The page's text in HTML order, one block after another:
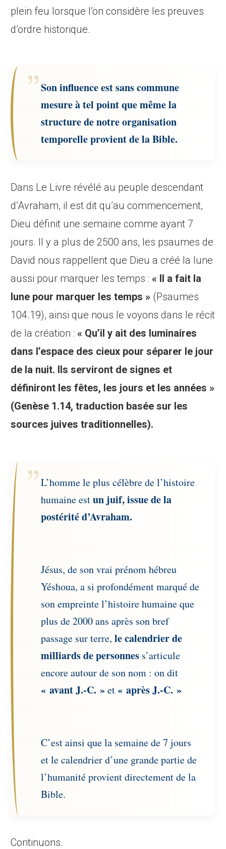
plein feu lorsque l’on considère les preuves
d’ordre historique.
Son influence est sans commune
mesure à tel point que même la
structure de notre organisation
temporelle provient de la Bible.
Dans Le Livre révélé au peuple descendant
d’Avraham, il est dit qu’au commencement,
Dieu définit une semaine comme ayant 7
jours. Il y a plus de 2500 ans, les psaumes de
David nous rappellent que Dieu a créé la lune
aussi pour marquer les temps :« Il a fait la
lune pour marquer les temps » (Psaumes
104.19), ainsi que nous le voyons dans le récit
de la création :« Qu’il y ait des luminaires
dans l’espace des cieux pour séparer le jour
de la nuit. Ils serviront de signes et
définiront les fêtes, les jours et les années »
(Genèse 1.14, traduction basée sur les
sources juives traditionnelles).
L’homme le plus célèbre de l’histoire
humaine estun juif, issue de la
postérité d’Avraham.
Jésus, de son vrai prénom hébreu
Yéshoua, a si profondément marqué de
son empreinte l’histoire humaine que
plus de 2000 ans après son bref
passage sur terre,le calendrier de
milliards de personnes s’articule
encore autour de son nom : on dit
« avant J.-C. »et« après J.-C. »
C’est ainsi que la semaine de 7 jours
et le calendrier d’une grande partie de
l’humanité provient directement de la
Bible.
Continuons.